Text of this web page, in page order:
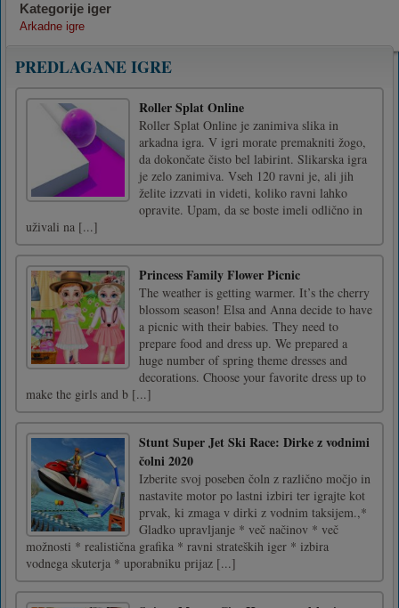
Kategorije iger
Arkadne igre
PREDLAGANE IGRE
Roller Splat Online
Roller Splat Online je zanimiva slika in
arkadna igra. V igri morate premakniti žogo,
da dokončate čisto bel labirint. Slikarska igra
je zelo zanimiva. Vseh 120 ravni je, ali jih
želite izzvati in videti, koliko ravni lahko
opravite. Upam, da se boste imeli odlično in
uživali na [...]
Princess Family Flower Picnic
The weather is getting warmer. It’s the cherry
blossom season! Elsa and Anna decide to have
a picnic with their babies. They need to
prepare food and dress up. We prepared a
huge number of spring theme dresses and
decorations. Choose your favorite dress up to
make the girls and b [...]
Stunt Super Jet Ski Race: Dirke z vodnimi
čolni 2020
Izberite svoj poseben čoln z različno močjo in
nastavite motor po lastni izbiri ter igrajte kot
prvak, ki zmaga v dirki z vodnim taksijem.,*
Gladko upravljanje * več načinov * več
možnosti * realistična grafika * ravni strateških iger * izbira
vodnega skuterja * uporabniku prijaz [...]